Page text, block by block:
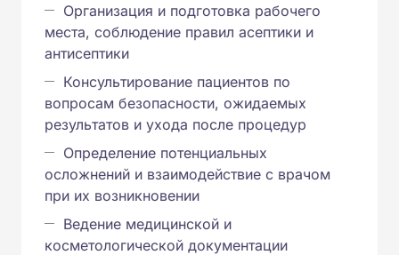
Организация и подготовка рабочего
места, соблюдение правил асептики и
антисептики
Консультирование пациентов по
вопросам безопасности, ожидаемых
результатов и ухода после процедур
Определение потенциальных
осложнений и взаимодействие с врачом
при их возникновении
Ведение медицинской и
косметологической документации